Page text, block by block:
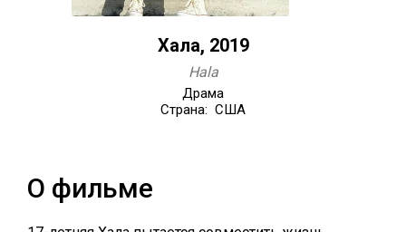
Хала, 2019
Hala
Драма
Страна: США
О фильме